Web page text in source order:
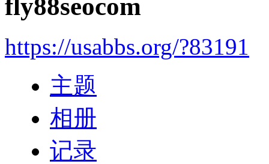
fly88seocom
https://usabbs.org/?83191
主题
相册
记录